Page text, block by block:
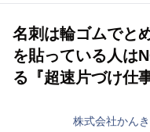
名刺は輪ゴムでと
を貼っている人は
る『超速片づけ仕
株式会社かん